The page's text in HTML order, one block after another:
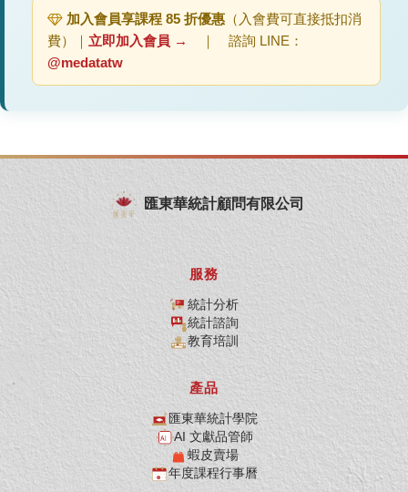
加入會員享課程 85 折優惠 （入會費可直接抵扣消
費）｜ 立即加入會員 →
｜ 諮詢 LINE：
@medatatw
匯東華統計顧問有限公司
服務
統計分析
統計諮詢
教育培訓
產品
匯東華統計學院
AI 文獻品管師
蝦皮賣場
年度課程行事曆